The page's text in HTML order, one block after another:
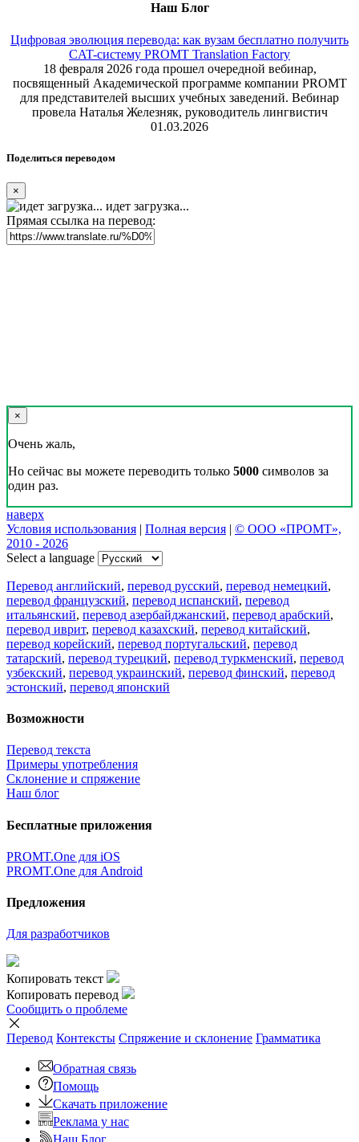
Наш Блог
Цифровая эволюция перевода: как вузам бесплатно получить
CAT-систему PROMT Translation Factory
18 февраля 2026 года прошел очередной вебинар,
посвященный Академической программе компании PROMT
для представителей высших учебных заведений. Вебинар
провела Наталья Железняк, руководитель лингвистич
01.03.2026
Поделиться переводом
×
идет загрузка...
Прямая ссылка на перевод:
×
Очень жаль,
Но сейчас вы можете переводить только 5000 символов за
один раз.
наверх
Условия использования | Полная версия | © ООО «ПРОМТ»,
2010 - 2026
Select a language
Перевод английский, перевод русский, перевод немецкий,
перевод французский, перевод испанский, перевод
итальянский, перевод азербайджанский, перевод арабский,
перевод иврит, перевод казахский, перевод китайский,
перевод корейский, перевод португальский, перевод
татарский, перевод турецкий, перевод туркменский, перевод
узбекский, перевод украинский, перевод финский, перевод
эстонский, перевод японский
Возможности
Перевод текста
Примеры употребления
Склонение и спряжение
Наш блог
Бесплатные приложения
PROMT.One для iOS
PROMT.One для Android
Предложения
Для разработчиков
Копировать текст
Копировать перевод
Сообщить о проблеме
Перевод Контексты Спряжение и склонение Грамматика
Обратная связь
Помощь
Скачать приложение
Реклама у нас